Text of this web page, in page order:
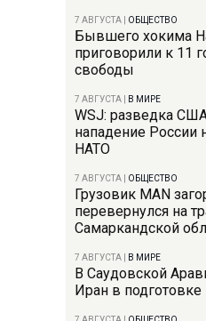
7 АВГУСТА ОБЩЕСТВО
Бывшего хокима
приговорили к 11
свободы
7 АВГУСТА В МИРЕ
WSJ: разведка
нападение России
НАТО
7 АВГУСТА ОБЩЕСТВО
Грузовик MAN
перевернулся на
Самаркандской
7 АВГУСТА В МИРЕ
В Саудовской
Иран в подготовке